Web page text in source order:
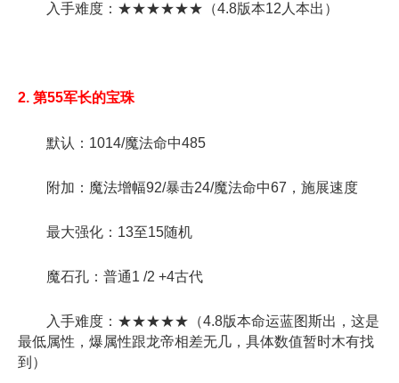
入手难度：★★★★★★（4.8版本12人本出）
2. 第55军长的宝珠
默认：1014/魔法命中485
附加：魔法增幅92/暴击24/魔法命中67，施展速度
最大强化：13至15随机
魔石孔：普通1 /2 +4古代
入手难度：★★★★★（4.8版本命运蓝图斯出，这是
最低属性，爆属性跟龙帝相差无几，具体数值暂时木有找
到）